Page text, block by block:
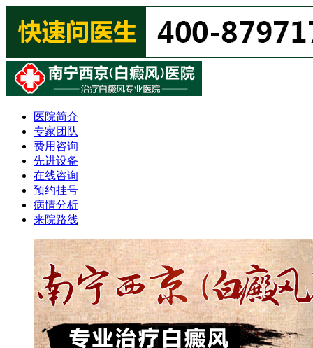
医院简介
专家团队
费用咨询
先进设备
在线咨询
预约挂号
病情分析
来院路线